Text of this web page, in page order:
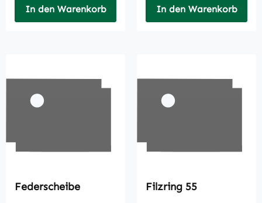
In den Warenkorb In den Warenkorb
Federscheibe Filzring 55